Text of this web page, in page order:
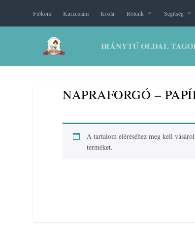
Fiókom Kurzusaim Kosár Rólunk Segítség
IRÁNYTŰ OLDAL
NAPRAFORGÓ –
A tartalom eléréséhez meg kell
terméket.